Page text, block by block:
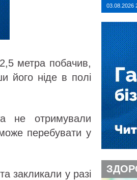
метра побачив,
його ніде в полі
не отримували
перебувати у
закликали у разі
03.08.2026